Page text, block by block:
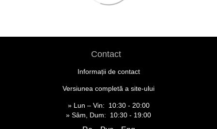
Contact
Informații de contact
Versiunea completă a site-ului
» Lun – Vin: 10:30 - 20:00
» Sâm, Dum: 10:30 - 19:00